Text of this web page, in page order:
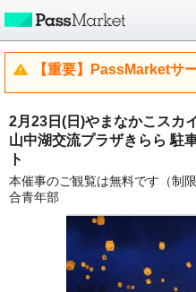
【重要】PassMarketサ
2月23日(日)やまなかこスカ
山中湖交流プラザきらら 駐
ト
本催事のご観覧は無料です（制
合青年部